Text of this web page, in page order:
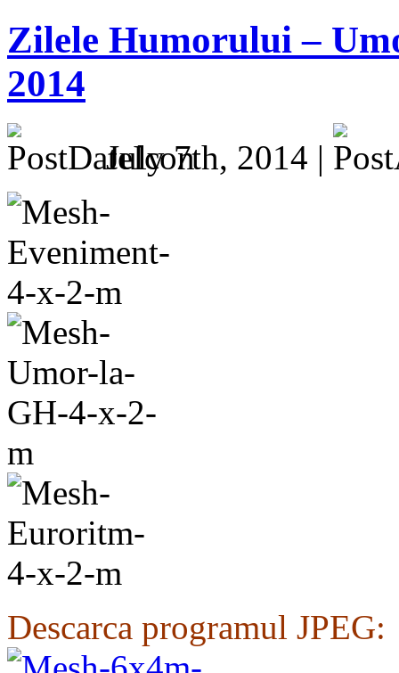
Zilele Humorului –
2014
July 7th, 2014 |
Descarca programul JPEG: